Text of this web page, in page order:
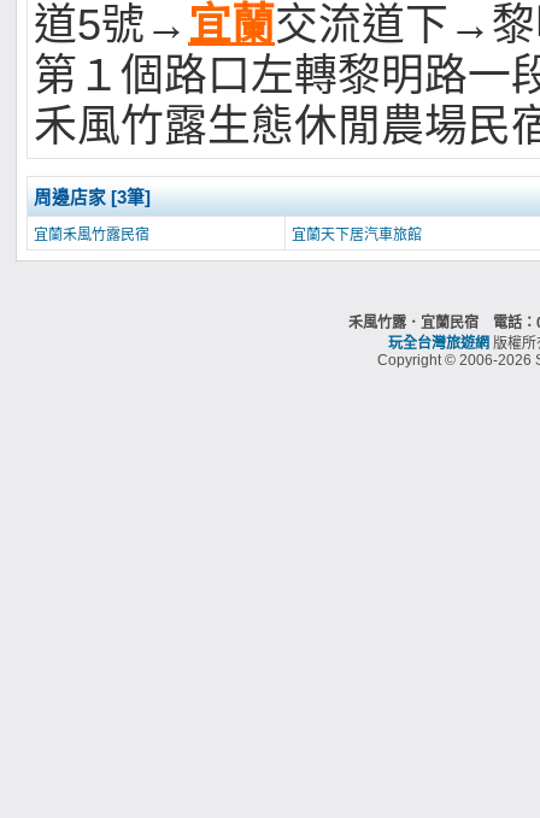
道5號→ 宜蘭交流道下→
第１個路口左轉黎明路一
禾風竹露生態休閒農場民
周邊店家 [3筆]
宜蘭禾風竹露民宿 宜蘭天下居汽車旅館
禾風竹露．宜蘭民宿 電話
玩全台灣旅遊網 版權
Copyright © 2006-2026